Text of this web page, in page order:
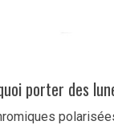
porter des